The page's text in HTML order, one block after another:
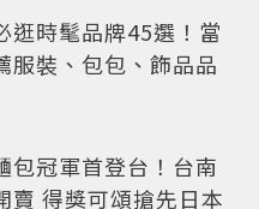
逛時髦品牌45選！當
服裝、包包、飾品品
包冠軍首登台！台南
賣 得獎可頌搶先日本